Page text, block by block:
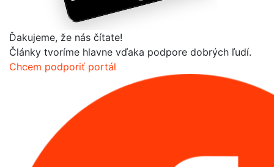
Ďakujeme, že nás čítate!
Články tvoríme hlavne vďaka podpore dobrých ľudí.
Chcem podporiť portál